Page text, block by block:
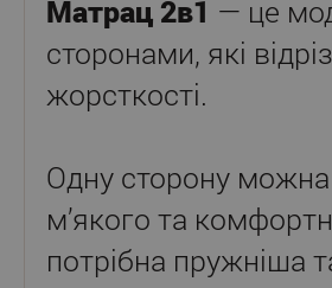
Матрац 2в1 — це
сторонами, які
жорсткості.
Одну сторону
м’якого та
потрібна пружніша